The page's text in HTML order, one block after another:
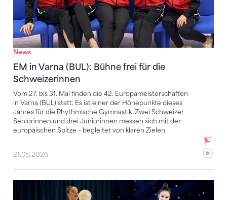
News
EM in Varna (BUL): Bühne frei für die
Schweizerinnen
Vom 27. bis 31. Mai finden die 42. Europameisterschaften
in Varna (BUL) statt. Es ist einer der Höhepunkte dieses
Jahres für die Rhythmische Gymnastik. Zwei Schweizer
Seniorinnen und drei Juniorinnen messen sich mit der
europäischen Spitze – begleitet von klaren Zielen.
21.05.2026
Schweizer Teams für die EM stehen fest